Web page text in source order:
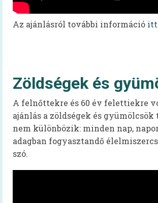
Reform Menza videók
Hidegétel
Egészséges táplálkozást
Kóstolj bele a nagyvilágba!
Az ajánlásról további információ itt
Zöldségek és
A felnőttekre és 60 év felettiekre
ajánlás a zöldségek és
nem különbözik: minden nap,
adagban fogyasztandő
szó.